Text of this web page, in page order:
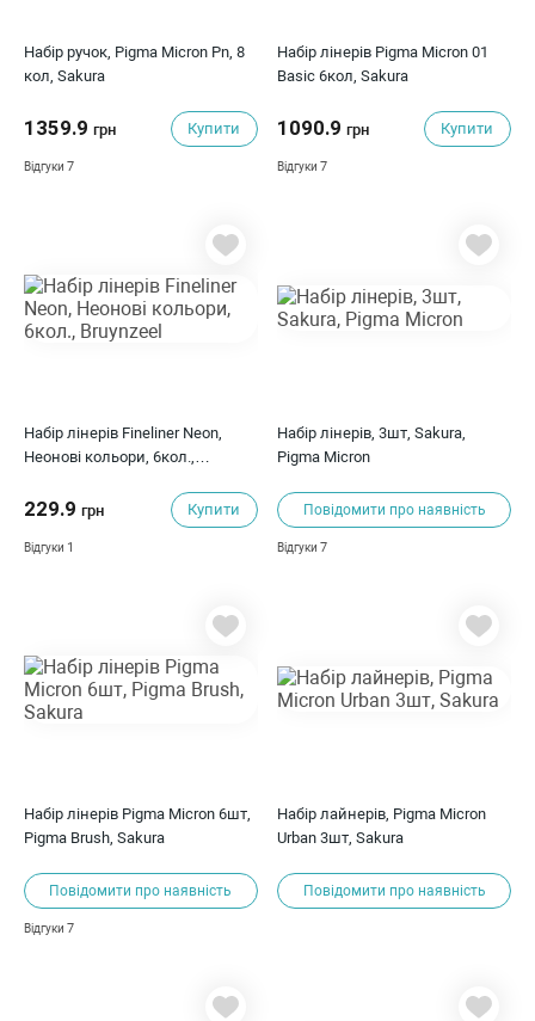
Набір ручок, Pigma Micron Pn, 8
кол, Sakura
1359.9 грн Купити
Відгуки 7
Набір лінерів Pigma Micron 01
Basic 6кол, Sakura
1090.9грн Купити
Відгуки7
Набір лінерів Fineliner Neon,
Неонові кольори, 6кол.,
229.9 грн Купити
Відгуки 1
Набір лінерів, 3шт, Sakura,
Pigma Micron
Повідомити про наявність
Відгуки7
Набір лінерів Pigma Micron 6шт,
Pigma Brush, Sakura
Повідомити про наявність
Відгуки 7
Набір лайнерів, Pigma Micron
Urban 3шт, Sakura
Повідомити про наявність